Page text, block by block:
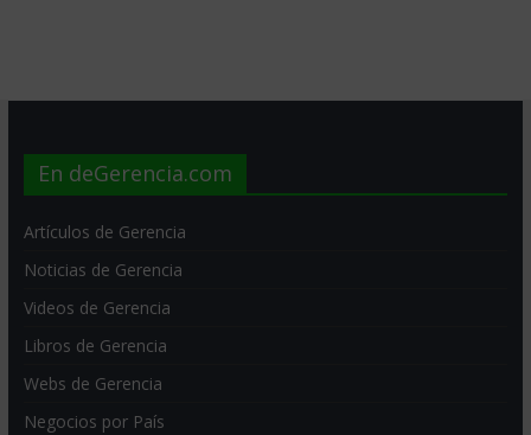
En deGerencia.com
Artículos de Gerencia
Noticias de Gerencia
Videos de Gerencia
Libros de Gerencia
Webs de Gerencia
Negocios por País